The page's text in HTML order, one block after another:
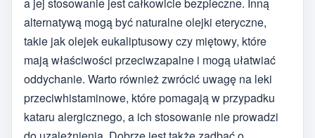
a jej stosowanie jest całkowicie bezpieczne. Inną
alternatywą mogą być naturalne olejki eteryczne,
takie jak olejek eukaliptusowy czy miętowy, które
mają właściwości przeciwzapalne i mogą ułatwiać
oddychanie. Warto również zwrócić uwagę na leki
przeciwhistaminowe, które pomagają w przypadku
kataru alergicznego, a ich stosowanie nie prowadzi